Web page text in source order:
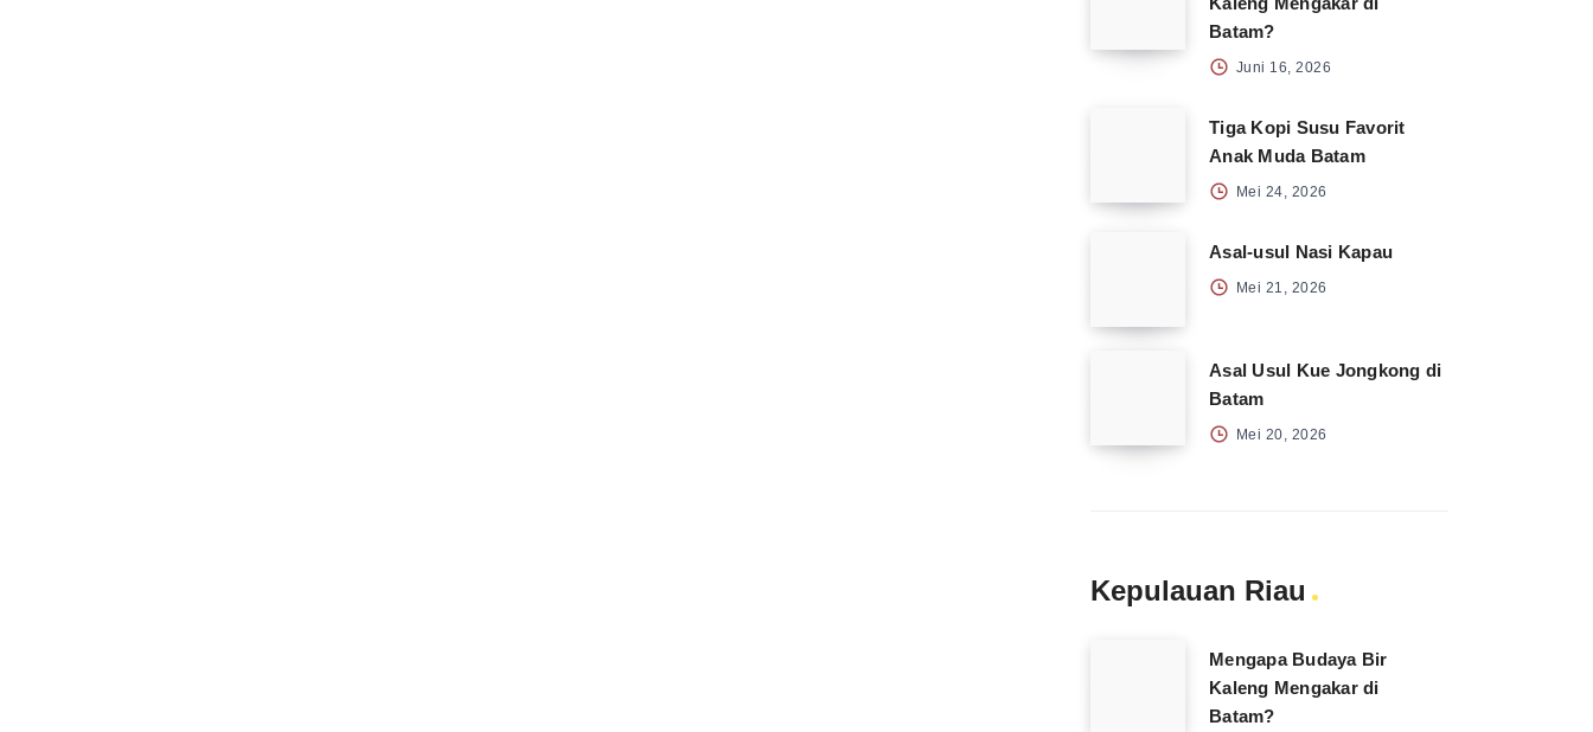
Batam?
Juni 16, 2026
Tiga Kopi Susu Favorit
Anak Muda Batam
Mei 24, 2026
Asal-usul Nasi Kapau
Mei 21, 2026
Asal Usul Kue Jongkong di
Batam
Mei 20, 2026
Kepulauan Riau
Mengapa Budaya Bir
Kaleng Mengakar di
Batam?